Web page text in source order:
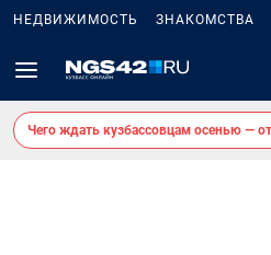
НЕДВИЖИМОСТЬ ЗНАКОМСТВА
Чего ждать кузбассовцам осенью —